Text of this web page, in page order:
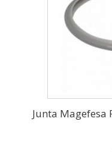
Junta Magefesa